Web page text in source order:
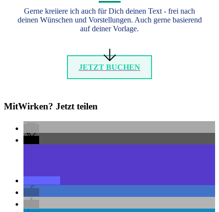
​Gerne kreiiere ich auch für Dich deinen Text - frei nach
deinen ​​Wünschen und Vorstellungen. Auch gerne basierend
auf deiner Vorlage.
​JETZT BUCHEN
MitWirken? Jetzt teilen